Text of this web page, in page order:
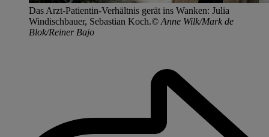
Das Arzt-Patientin-Verhältnis gerät ins Wanken: Julia
Windischbauer, Sebastian Koch.© Anne Wilk/Mark de
Blok/Reiner Bajo